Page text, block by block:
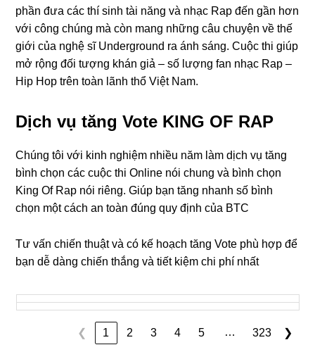
phần đưa các thí sinh tài năng và nhạc Rap đến gần hơn
với công chúng mà còn mang những câu chuyện về thế
giới của nghệ sĩ Underground ra ánh sáng. Cuộc thi giúp
mở rộng đối tượng khán giả – số lượng fan nhạc Rap –
Hip Hop trên toàn lãnh thổ Việt Nam.
Dịch vụ tăng Vote KING OF RAP
Chúng tôi với kinh nghiệm nhiều năm làm dịch vụ tăng
bình chọn các cuộc thi Online nói chung và bình chọn
King Of Rap nói riêng. Giúp bạn tăng nhanh số bình
chọn một cách an toàn đúng quy định của BTC
Tư vấn chiến thuật và có kế hoạch tăng Vote phù hợp để
bạn dễ dàng chiến thắng và tiết kiệm chi phí nhất
❮ 1 2 3 4 5 … 323 ❯